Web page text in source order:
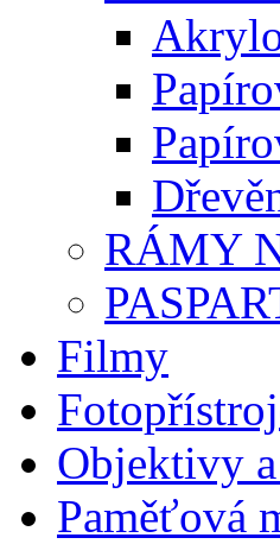
RÁMY
Filmy
Objektivy
Paměťová